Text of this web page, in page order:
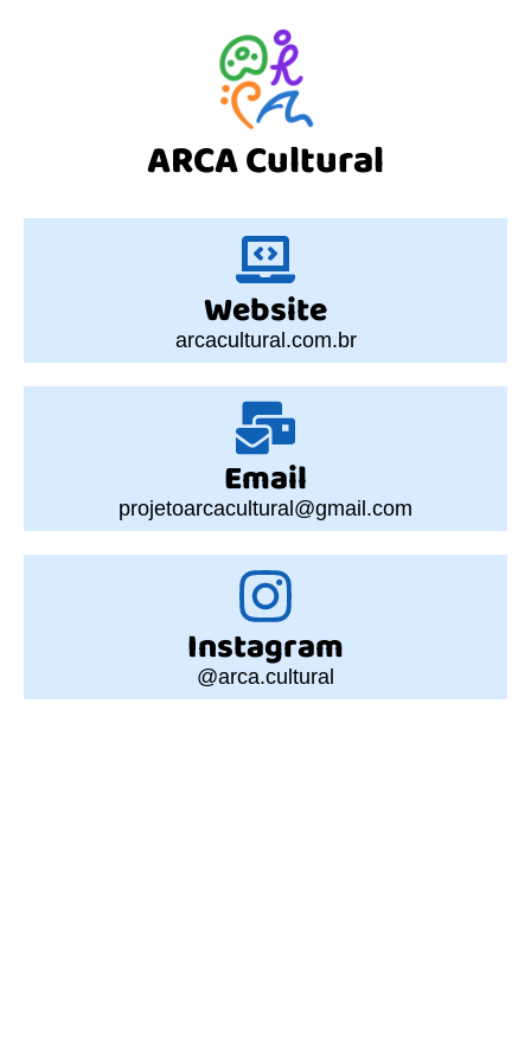
ARCA Cultural
Website
arcacultural.com.br
Email
projetoarcacultural@gmail.com
Instagram
@arca.cultural